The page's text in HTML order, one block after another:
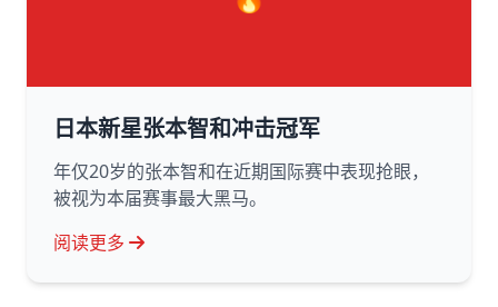
日本新星张本智和冲击冠军
年仅20岁的张本智和在近期国际赛中表现抢眼，
被视为本届赛事最大黑马。
阅读更多